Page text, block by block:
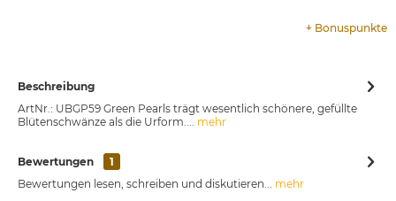
+ Bonuspunkte
Beschreibung
ArtNr.: UBGP59 Green Pearls trägt wesentlich schönere, gefüllte
Blütenschwänze als die Urform.... mehr
Bewertungen
1
Bewertungen lesen, schreiben und diskutieren... mehr